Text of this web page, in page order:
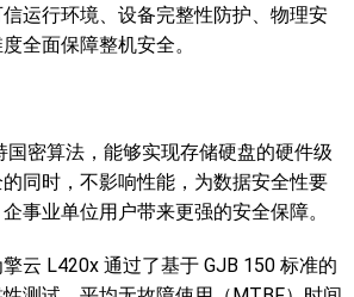
运行环境、设备完整性防护、物理安
全面保障整机安全。
国密算法，能够实现存储硬盘的硬件级
同时，不影响性能，为数据安全性要
事业单位用户带来更强的安全保障。
云 L420x 通过了基于 GJB 150 标准的